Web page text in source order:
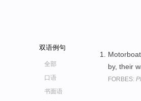
双语例句
全部
口语
书面语
by, their
FORBES: